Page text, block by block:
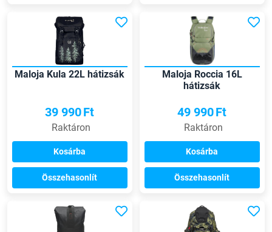
Maloja Kula 22L hátizsák
39 990Ft
Raktáron
Kosárba
Összehasonlít
Maloja Roccia 16L
hátizsák
49 990Ft
Raktáron
Kosárba
Összehasonlít